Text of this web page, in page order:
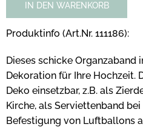
IN DEN WARENKORB
Produktinfo (Art.Nr. 111186):
Dieses schicke Organzaband
Dekoration für Ihre Hochzeit.
Deko einsetzbar, z.B. als
Kirche, als Serviettenband
Befestigung von Luftballons